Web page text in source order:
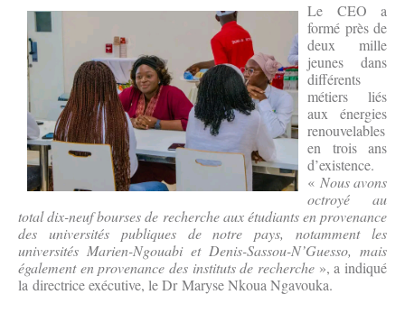
Le CEO a
formé près de
deux mille
jeunes dans
différents
métiers liés
aux énergies
renouvelables
en trois ans
d’existence.
« Nous avons
octroyé au
total dix-neuf bourses de recherche aux étudiants en provenance
des universités publiques de notre pays, notamment les
universités Marien-Ngouabi et Denis-Sassou-N’Guesso, mais
également en provenance des instituts de recherche », a indiqué
la directrice exécutive, le Dr Maryse Nkoua Ngavouka.